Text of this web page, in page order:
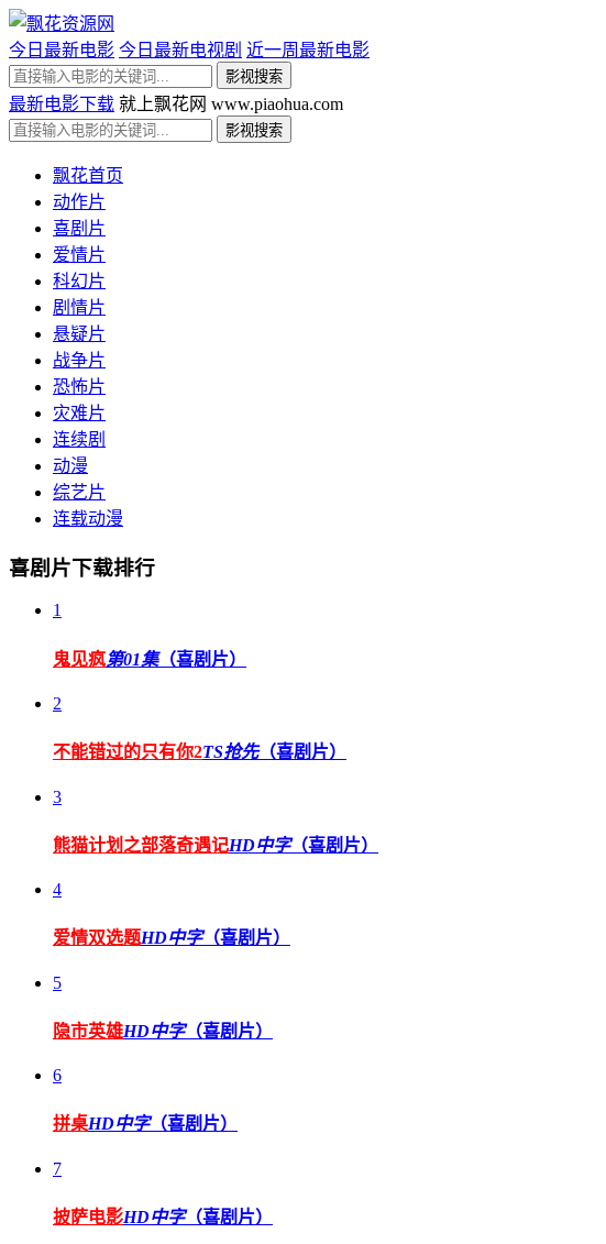
今日最新电影 今日最新电视剧 近一周最新电影
最新电影下载 就上飘花网 www.piaohua.com
飘花首页
动作片
喜剧片
爱情片
科幻片
剧情片
悬疑片
战争片
恐怖片
灾难片
连续剧
动漫
综艺片
连载动漫
喜剧片下载排行
1
鬼见疯第01集（喜剧片）
2
不能错过的只有你2TS抢先（喜剧片）
3
熊猫计划之部落奇遇记HD中字（喜剧片）
4
爱情双选题HD中字（喜剧片）
5
隐市英雄HD中字（喜剧片）
6
拼桌HD中字（喜剧片）
7
披萨电影HD中字（喜剧片）